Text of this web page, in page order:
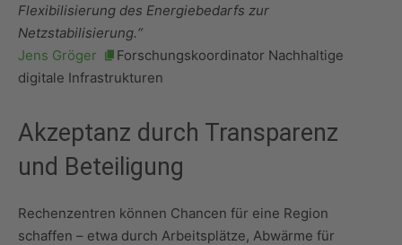
Flexibilisierung des Energiebedarfs zur
Netzstabilisierung.“
Jens Gröger
Forschungskoordinator Nachhaltige
digitale Infrastrukturen
Akzeptanz durch Transparenz
und Beteiligung
Rechenzentren können Chancen für eine Region
schaffen – etwa durch Arbeitsplätze, Abwärme für